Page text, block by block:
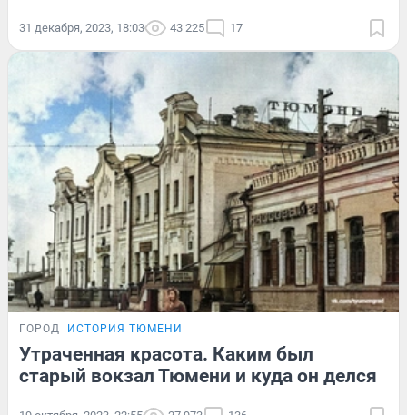
31 декабря, 2023, 18:03 43 225 17
ГОРОД ИСТОРИЯ ТЮМЕНИ
Утраченная красота. Каким был
старый вокзал Тюмени и куда он делся